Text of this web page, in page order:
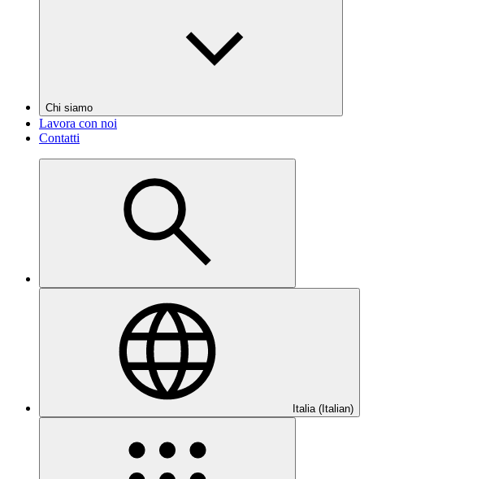
Chi siamo
Lavora con noi
Contatti
Italia (Italian)